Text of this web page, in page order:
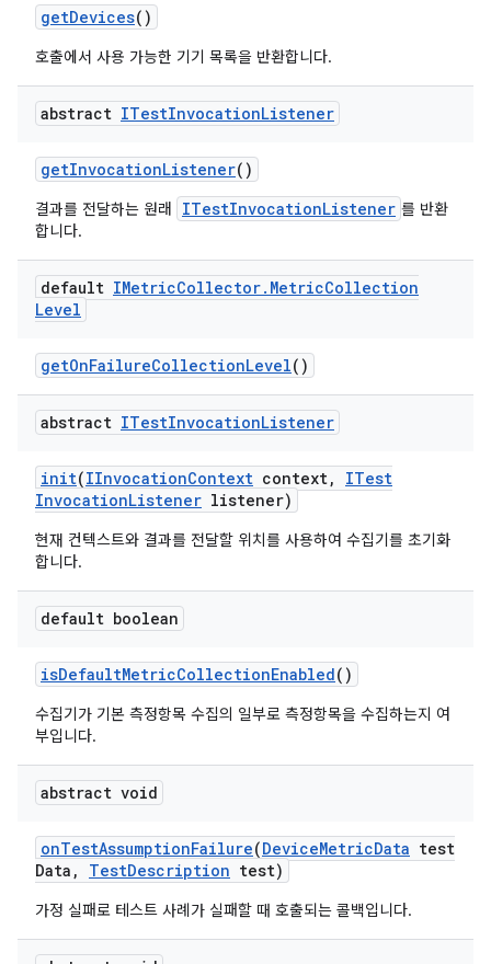
getDevices()
호출에서 사용 가능한 기기 목록을 반환합니다.
abstract ITestInvocationListener
getInvocationListener()
결과를 전달하는 원래 ITestInvocationListener 를 반환
합니다.
default IMetricCollector. MetricCollection
Level
getOnFailureCollectionLevel()
abstract ITestInvocationListener
init(IInvocationContext context,
ITest
InvocationListener listener)
현재 컨텍스트와 결과를 전달할 위치를 사용하여 수집기를 초기화
합니다.
default boolean
isDefaultMetricCollectionEnabled()
수집기가 기본 측정항목 수집의 일부로 측정항목을 수집하는지 여
부입니다.
abstract void
onTestAssumptionFailure(DeviceMetricData test
Data , TestDescription test)
가정 실패로 테스트 사례가 실패할 때 호출되는 콜백입니다.